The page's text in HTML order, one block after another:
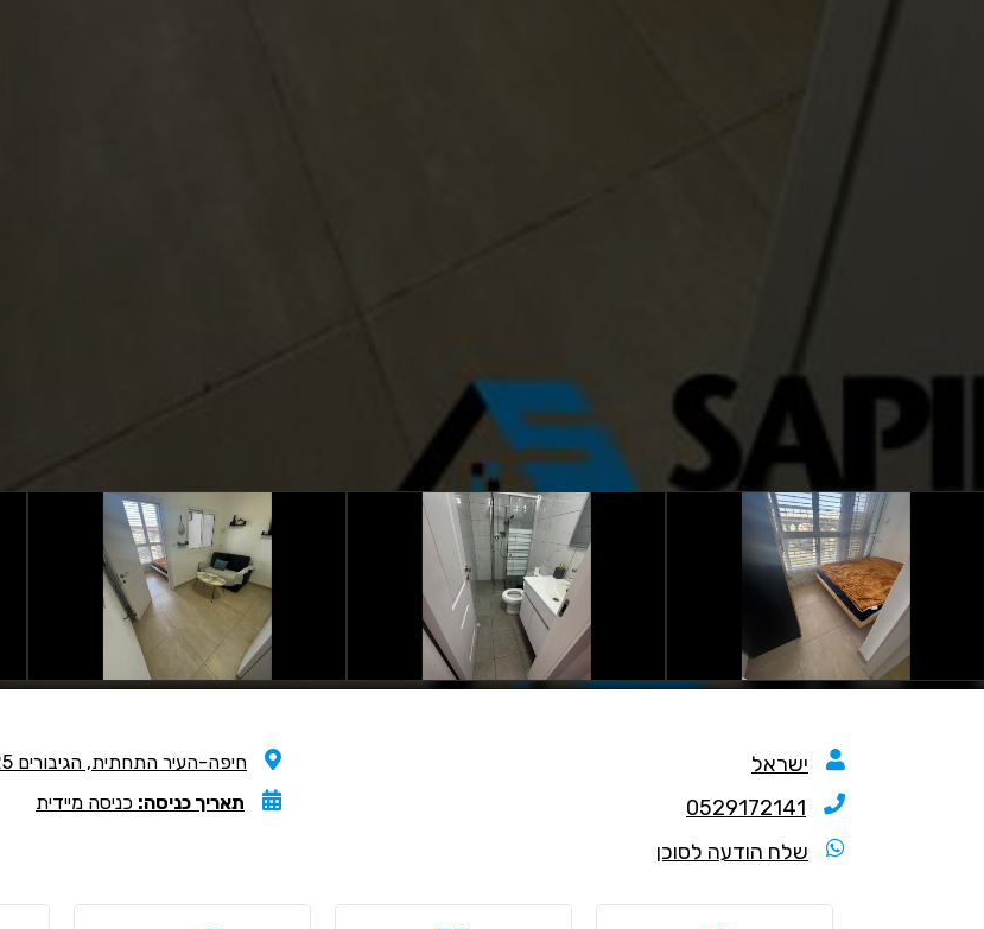
ישראל
0529172141
שלח הודעה לסוכן
חיפה-העיר התחתית, הגיבורים 25 א חיפה
תאריך כניסה: כניסה מיידית